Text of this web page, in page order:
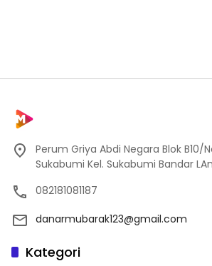
Perum Griya Abdi Negara Blok B10/
Sukabumi Kel. Sukabumi Bandar
082181081187
danarmubarak123@gmail.com
Kategori